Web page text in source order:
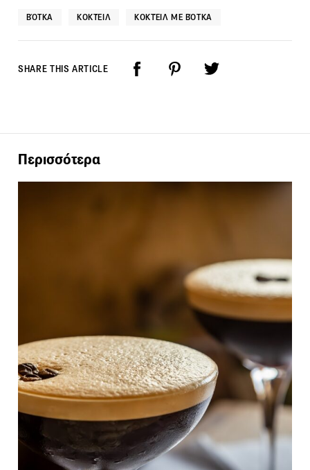
ΒΌΤΚΑ ΚΟΚΤΈΙΛ ΚΟΚΤΈΙΛ ΜΕ ΒΌΤΚΑ
SHARE THIS ARTICLE
Περισσότερα